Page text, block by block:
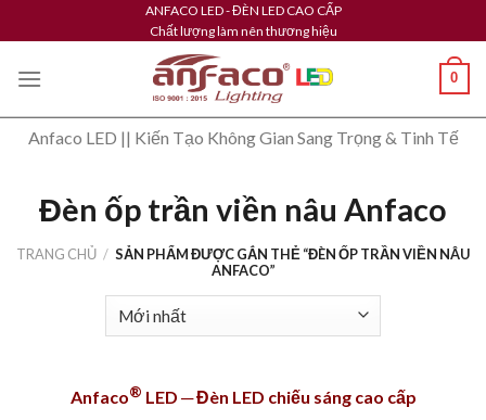
to
content
ANFACO LED - ĐÈN LED CAO CẤP
Chất lượng làm nên thương hiệu
0
Anfaco LED || Kiến Tạo Không Gian Sang Trọng & Tinh Tế
Đèn ốp trần viền nâu Anfaco
TRANG CHỦ / SẢN PHẨM ĐƯỢC GẮN THẺ “ĐÈN ỐP TRẦN VIỀN NÂU
ANFACO”
Anfaco® LED ─ Đèn LED chiếu sáng cao cấp